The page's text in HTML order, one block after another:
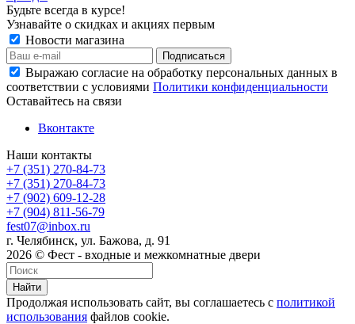
Будьте всегда в курсе!
Узнавайте о скидках и акциях первым
Новости магазина
Выражаю согласие на обработку персональных данных в
соответствии с условиями Политики конфиденциальности
Оставайтесь на связи
Вконтакте
Наши контакты
+7 (351) 270-84-73
+7 (351) 270-84-73
+7 (902) 609-12-28
+7 (904) 811-56-79
fest07@inbox.ru
г. Челябинск, ул. Бажова, д. 91
2026 © Фест - входные и межкомнатные двери
Найти
Продолжая использовать сайт, вы соглашаетесь с политикой
использования файлов cookie.